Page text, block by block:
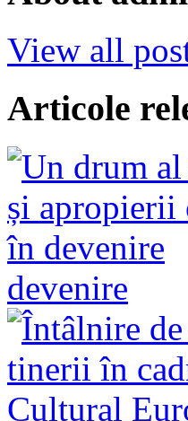
View all
Articole
devenire